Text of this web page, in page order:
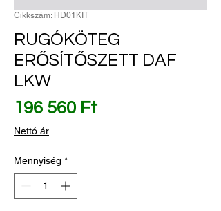
Cikkszám: HD01KIT
RUGÓKÖTEG
ERŐSÍTŐSZETT DAF
LKW
196 560 FtÁr
Nettó ár
Mennyiség *